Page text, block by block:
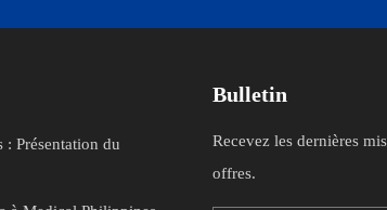
: Présentation du
Bulletin
Recevez les dernières
offres.